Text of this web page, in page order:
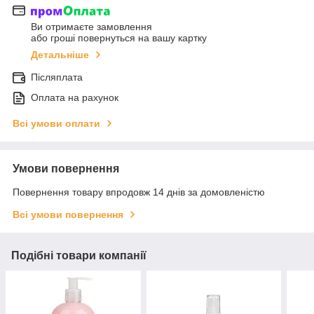
Ви отримаєте замовлення
або гроші повернуться на вашу картку
Детальніше
Післяплата
Оплата на рахунок
Всі умови оплати
Умови повернення
Повернення товару впродовж 14 днів за домовленістю
Всі умови повернення
Подібні товари компанії